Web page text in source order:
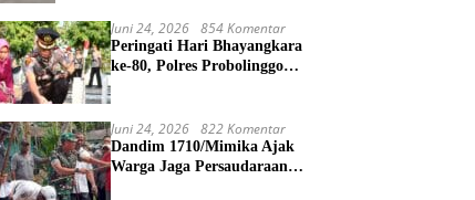
Juni 24, 2026 854 Komentar
Peringati Hari Bhayangkara
ke-80, Polres Probolinggo
Juni 24, 2026 822 Komentar
Dandim 1710/Mimika Ajak
Warga Jaga Persaudaraan